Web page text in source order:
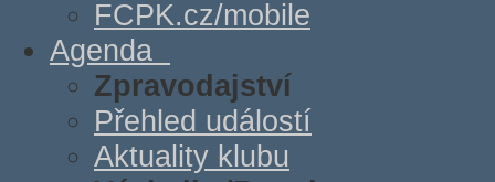
FCPK.cz/mobile
Agenda
Zpravodajství
Přehled událostí
Aktuality klubu